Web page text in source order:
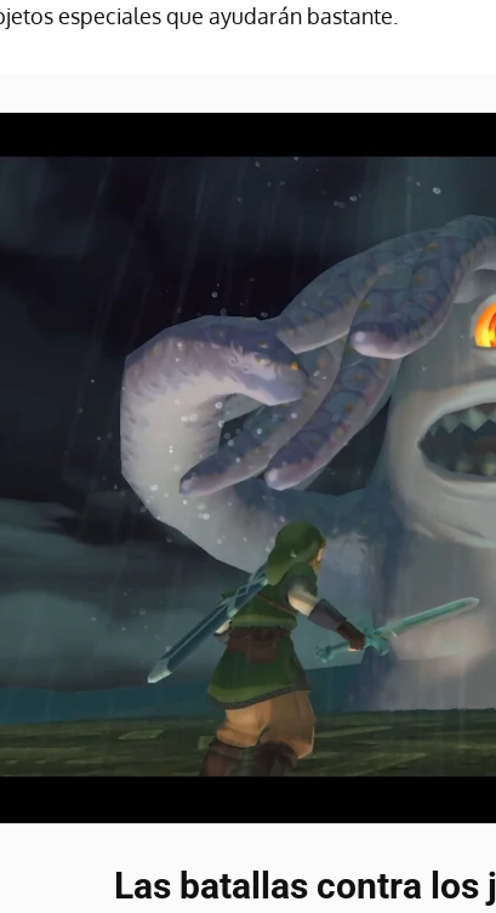
especiales que ayudarán bastante.
Las batallas contra